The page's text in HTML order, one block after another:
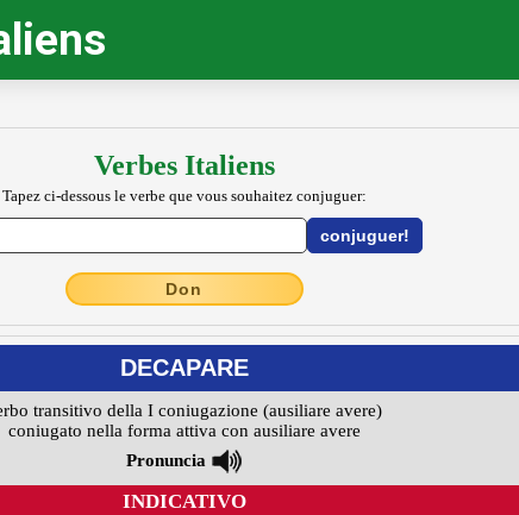
Verbes Italiens
Tapez ci-dessous le verbe que vous souhaitez conjuguer:
Don
DECAPARE
transitivo della I coniugazione (ausiliare avere)
coniugato nella forma attiva con ausiliare avere
Pronuncia
INDICATIVO